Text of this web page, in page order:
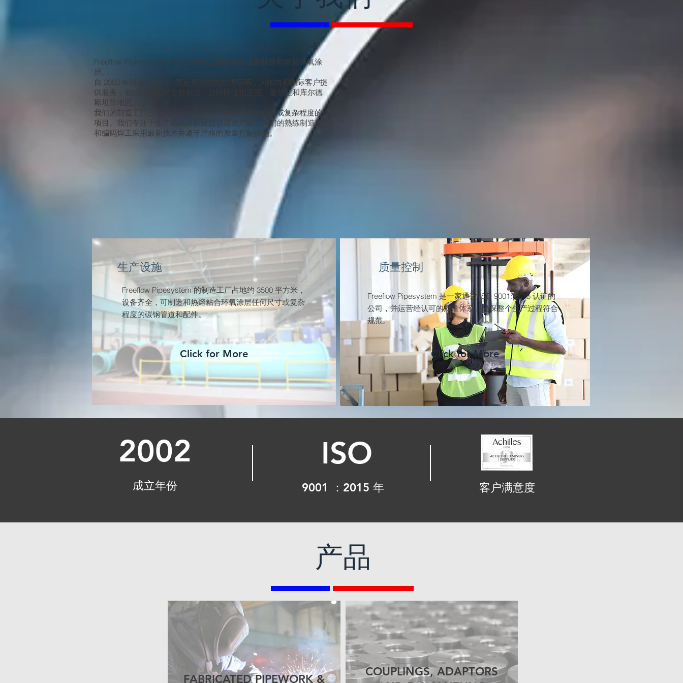
Freeflow Pipesystems 专门从事水工业碳钢管道的制造和熔接环氧涂
层。
自 2002 年以来，我们一直是英国领先的供应商，为国内和国际客户提
供服务，包括阿拉伯联合酋长国、沙特阿拉伯王国、爱尔兰和库尔德
斯坦等地区。
我们的制造工厂占地约 3,500 平方米，可处理任何规模或复杂程度的
项目。我们专注于生产高品质和经过认证的产品，我们的熟练制造商
和编码焊工采用最新技术并遵守严格的质量控制措施。
生产设施
Freeflow Pipesystem 的制造工厂占地约 3500 平方米，
设备齐全，可制造和热熔粘合环氧涂层任何尺寸或复杂
程度的碳钢管道和配件。
Click for More
质量控制
Freeflow Pipesystem 是一家通过 ISO 9001: 2015 认证的
公司，并运营经认可的质量体系，确保整个生产过程符合
规范。
Click for More
2002
成立年份
ISO
9001 ：2015 年 客户满意度
产品
FABRICATED PIPEWORK &
COUPLINGS, ADAPTORS